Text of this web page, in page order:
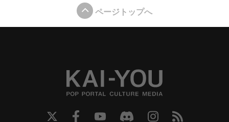
ページトップへ